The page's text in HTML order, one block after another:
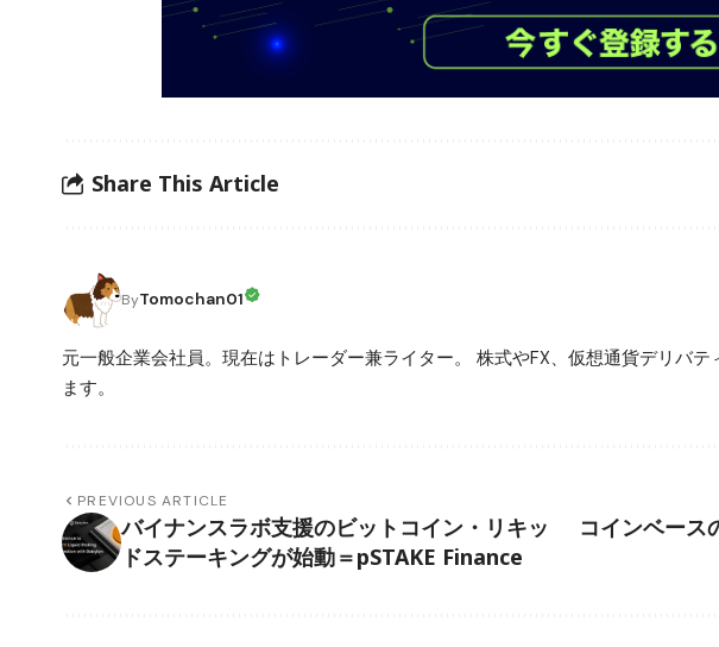
Share This Article
ByTomochan01
元一般企業会社員。現在はトレーダー兼ライター。 株式やFX、仮想通貨デリバ
ます。
PREVIOUS ARTICLE
バイナンスラボ支援のビットコイン・リキッ
ドステーキングが始動＝pSTAKE Finance
コインベース